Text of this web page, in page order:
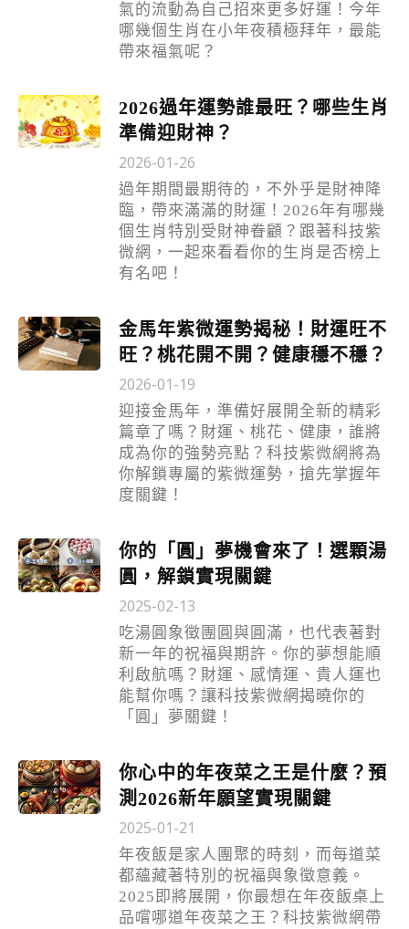
氣的流動為自己招來更多好運！今年
哪幾個生肖在小年夜積極拜年，最能
帶來福氣呢？
2026過年運勢誰最旺？哪些生肖
準備迎財神？
2026-01-26
過年期間最期待的，不外乎是財神降
臨，帶來滿滿的財運！2026年有哪幾
個生肖特別受財神眷顧？跟著科技紫
微網，一起來看看你的生肖是否榜上
有名吧！
金馬年紫微運勢揭秘！財運旺不
旺？桃花開不開？健康穩不穩？
2026-01-19
迎接金馬年，準備好展開全新的精彩
篇章了嗎？財運、桃花、健康，誰將
成為你的強勢亮點？科技紫微網將為
你解鎖專屬的紫微運勢，搶先掌握年
度關鍵！
你的「圓」夢機會來了！選顆湯
圓，解鎖實現關鍵
2025-02-13
吃湯圓象徵團圓與圓滿，也代表著對
新一年的祝福與期許。你的夢想能順
利啟航嗎？財運、感情運、貴人運也
能幫你嗎？讓科技紫微網揭曉你的
「圓」夢關鍵！
你心中的年夜菜之王是什麼？預
測2026新年願望實現關鍵
2025-01-21
年夜飯是家人團聚的時刻，而每道菜
都蘊藏著特別的祝福與象徵意義。
2025即將展開，你最想在年夜飯桌上
品嚐哪道年夜菜之王？科技紫微網帶